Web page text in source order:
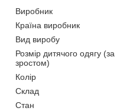
Виробник
Країна виробник
Вид виробу
Розмір дитячого одягу (за
зростом)
Колір
Склад
Стан